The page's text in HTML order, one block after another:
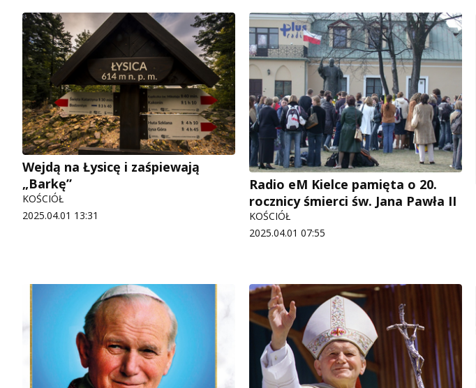
Wejdą na Łysicę i zaśpiewają
„Barkę”
KOŚCIÓŁ
2025.04.01 13:31
Radio eM Kielce pamięta o 20.
rocznicy śmierci św. Jana Pawła II
KOŚCIÓŁ
2025.04.01 07:55